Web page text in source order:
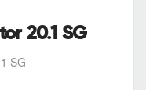
SG
20.1 SG